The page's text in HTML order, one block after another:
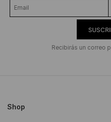
Recibirás un correo
Shop